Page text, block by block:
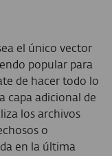
el único vector
popular para
de hacer todo lo
capa adicional de
los archivos
o
en la última